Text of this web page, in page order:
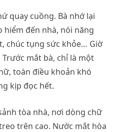
quay cuồng. Bà nhớ lại
hiểm đến nhà, nói năng
chúc tụng sức khỏe… Giờ
mắt bà, chỉ là một
toàn điều khoản khó
kịp đọc hết.
tòa nhà, nơi dòng chữ
trên cao. Nước mắt hòa